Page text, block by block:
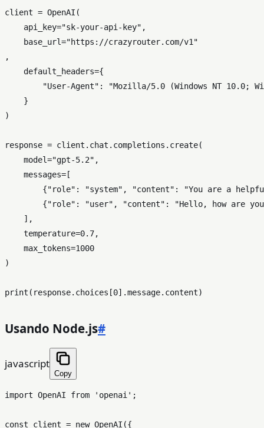
client = OpenAI(
    api_key=
"sk-your-api-key" ,
    base_url=
"https://crazyrouter.com/v1"
,
    default_headers={
"User-Agent" :
"Mozilla/5.0 (Windows NT 10.0;
    }
)
response = client.chat.completions.create(
    model=
"gpt-5.2" ,
    messages=[
        {
"role" : "system" , "content" :
"You are a
        {
"role" : "user" , "content" :
"Hello, how are
    ],
    temperature=
0.7,
    max_tokens=
1000
)
print (response.choices[0
Usando Node.js#
javascript
Copy
import OpenAI from 'openai' ;
const client = new OpenAI ({